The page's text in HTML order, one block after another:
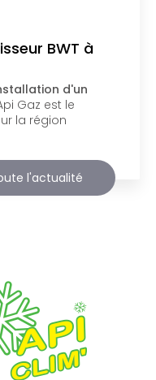
son nouveau
réalisé par la
une
l'actualité